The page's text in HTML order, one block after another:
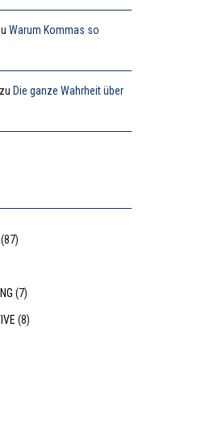
Warum Kommas so
zu Die ganze Wahrheit über
(87)
(7)
(8)